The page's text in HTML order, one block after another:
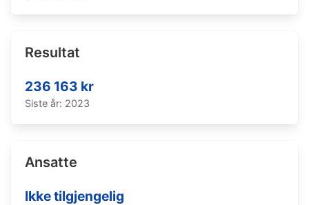
Resultat
236 163 kr
Siste år: 2023
Ansatte
Ikke tilgjengelig